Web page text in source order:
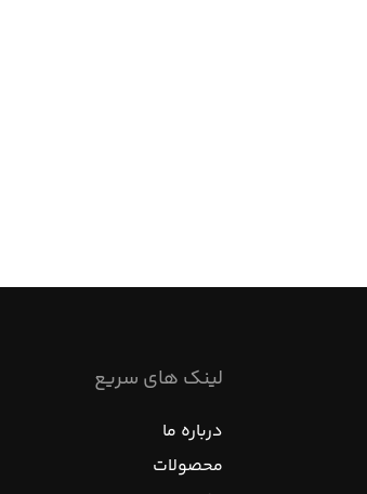
لینک های سریع
درباره ما
محصولات